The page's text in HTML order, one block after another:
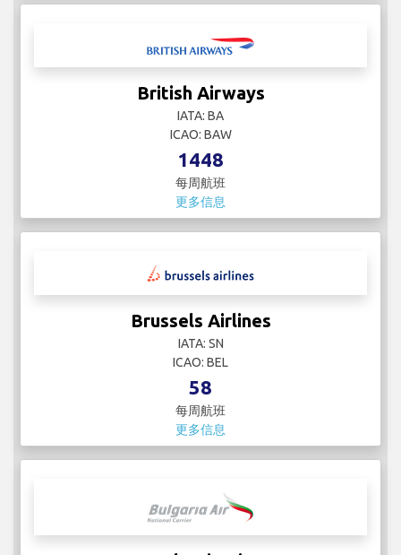
British Airways
IATA: BA
ICAO: BAW
1448
每周航班
更多信息
Brussels Airlines
IATA: SN
ICAO: BEL
58
每周航班
更多信息